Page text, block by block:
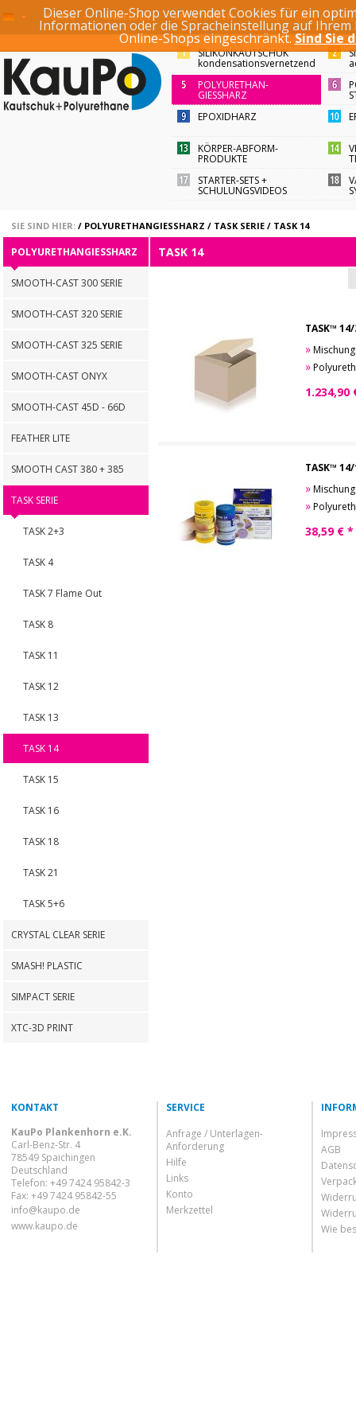
Dieser Online-Shop verwendet Cookies für ein
Informationen oder die Spracheinstellung auf
Online-Shops eingeschränkt.Sind Sie
KONTO ANMELDEN REGISTRIEREN SUCHBEGRIFF /
SILIKONKAUTSCHUK
kondensationsvernetzend
POLYURETHAN-
GIESSHARZ
EPOXIDHARZ
KÖRPER-ABFORM-
PRODUKTE
STARTER-SETS +
SCHULUNGSVIDEOS
SIE SIND HIER: / POLYURETHANGIESSHARZ / TASK SERIE / TASK 14
POLYURETHANGIESSHARZ
SMOOTH-CAST 300 SERIE
SMOOTH-CAST 320 SERIE
SMOOTH-CAST 325 SERIE
SMOOTH-CAST ONYX
SMOOTH-CAST 45D - 66D
FEATHER LITE
SMOOTH CAST 380 + 385
TASK SERIE
TASK 2+3
TASK 4
TASK 7 Flame Out
TASK 8
TASK 11
TASK 12
TASK 13
TASK 14
TASK 15
TASK 16
TASK 18
TASK 21
TASK 5+6
CRYSTAL CLEAR SERIE
SMASH! PLASTIC
SIMPACT SERIE
XTC-3D PRINT
TASK 14
TASK™
»
»
1.234,90
TASK™
»
»
38,59 € *
KONTAKT
KauPo Plankenhorn e.K.
Carl-Benz-Str. 4
78549 Spaichingen
Deutschland
Telefon: +49 7424 95842-3
Fax: +49 7424 95842-55
info@kaupo.de
www.kaupo.de
SERVICE
Anfrage / Unterlagen-
Anforderung
Hilfe
Links
Konto
Merkzettel
AGB
Wie